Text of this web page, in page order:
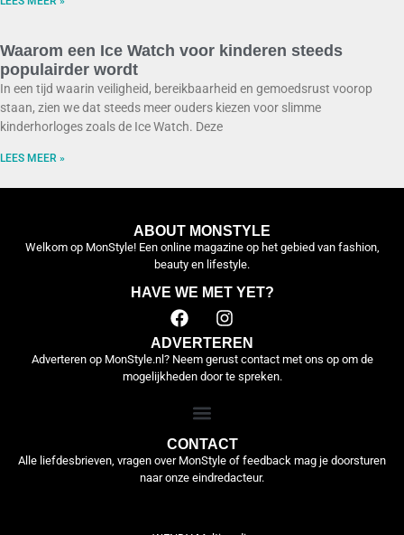
Waarom een Ice Watch voor kinderen steeds
populairder wordt
In een tijd waarin veiligheid, bereikbaarheid en gemoedsrust voorop
staan, zien we dat steeds meer ouders kiezen voor slimme
kinderhorloges zoals de Ice Watch. Deze
LEES MEER »
ABOUT MONSTYLE
Welkom op MonStyle! Een online magazine op het gebied van fashion,
beauty en lifestyle.
HAVE WE MET YET?
ADVERTEREN
Adverteren op MonStyle.nl? Neem gerust contact met ons op om de
mogelijkheden door te spreken.
CONTACT
Alle liefdesbrieven, vragen over MonStyle of feedback mag je doorsturen
naar onze eindredacteur.